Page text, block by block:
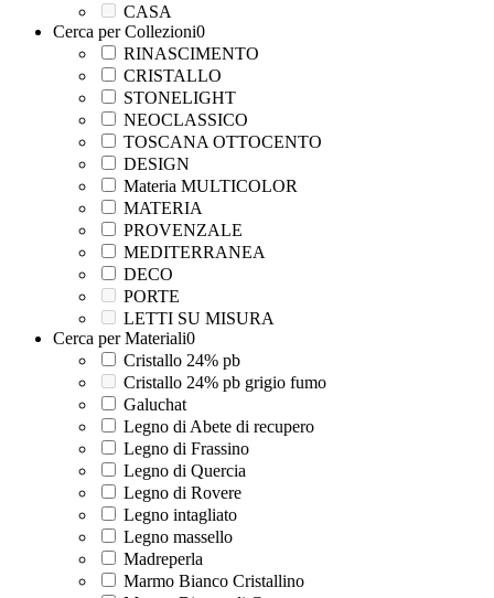
CASA
Cerca per Collezioni0
RINASCIMENTO
CRISTALLO
STONELIGHT
NEOCLASSICO
TOSCANA OTTOCENTO
DESIGN
Materia MULTICOLOR
MATERIA
PROVENZALE
MEDITERRANEA
DECO
PORTE
LETTI SU MISURA
Cerca per Materiali0
Cristallo 24% pb
Cristallo 24% pb grigio fumo
Galuchat
Legno di Abete di recupero
Legno di Frassino
Legno di Quercia
Legno di Rovere
Legno intagliato
Legno massello
Madreperla
Marmo Bianco Cristallino